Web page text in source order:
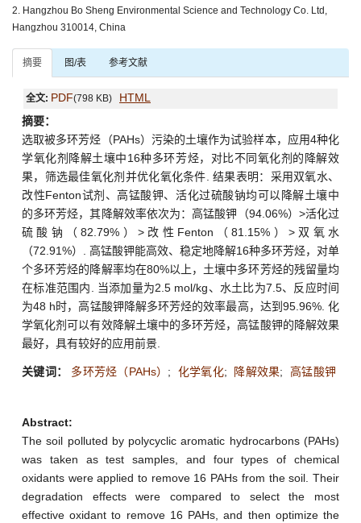
2. Hangzhou Bo Sheng Environmental Science and Technology Co. Ltd,
Hangzhou 310014, China
摘要 图/表 参考文献
全文: PDF(798 KB) HTML
摘要：
选取被多环芳烃（PAHs）污染的土壤作为试验样本，应用4种化
学氧化剂降解土壤中16种多环芳烃，对比不同氧化剂的降解效
果，筛选最佳氧化剂并优化氧化条件. 结果表明：采用双氧水、
改性Fenton试剂、高锰酸钾、活化过硫酸钠均可以降解土壤中
的多环芳烃，其降解效率依次为：高锰酸钾（94.06%）>活化过
硫酸钠（82.79%）>改性Fenton（81.15%）>双氧水
（72.91%）. 高锰酸钾能高效、稳定地降解16种多环芳烃，对单
个多环芳烃的降解率均在80%以上，土壤中多环芳烃的残留量均
在标准范围内. 当添加量为2.5 mol/kg、水土比为7.5、反应时间
为48 h时，高锰酸钾降解多环芳烃的效率最高，达到95.96%. 化
学氧化剂可以有效降解土壤中的多环芳烃，高锰酸钾的降解效果
最好，具有较好的应用前景.
关键词： 多环芳烃（PAHs） ; 化学氧化; 降解效果;高锰酸钾
Abstract:
The soil polluted by polycyclic aromatic hydrocarbons (PAHs)
was taken as test samples, and four types of chemical
oxidants were applied to remove 16 PAHs from the soil. Their
degradation effects were compared to select the most
effective oxidant to remove 16 PAHs, and then optimize the